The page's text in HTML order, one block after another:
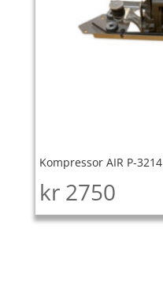
Kompressor AIR P-3214
kr 2750